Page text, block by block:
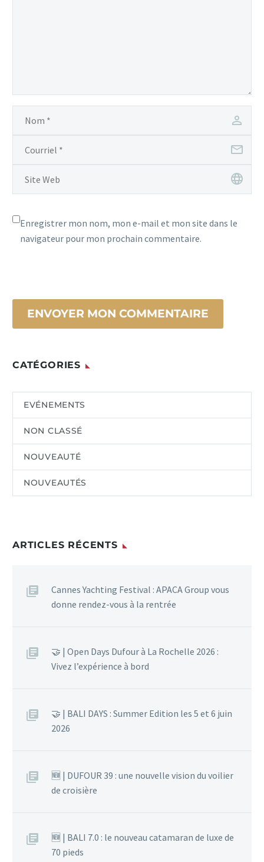
Enregistrer mon nom, mon e-mail et mon site dans le
navigateur pour mon prochain commentaire.
ENVOYER MON COMMENTAIRE
CATÉGORIES
EVÉNEMENTS
NON CLASSÉ
NOUVEAUTÉ
NOUVEAUTÉS
ARTICLES RÉCENTS
Cannes Yachting Festival : APACA Group vous
donne rendez-vous à la rentrée
🤝 | Open Days Dufour à La Rochelle 2026 :
Vivez l’expérience à bord
🤝 | BALI DAYS : Summer Edition les 5 et 6 juin
2026
🆕 | DUFOUR 39 : une nouvelle vision du voilier
de croisière
🆕 | BALI 7.0 : le nouveau catamaran de luxe de
70 pieds